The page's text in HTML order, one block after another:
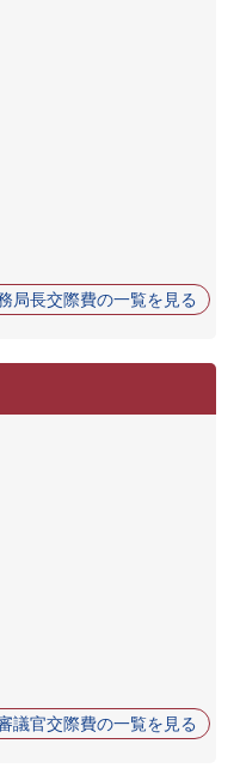
局長交際費の一覧を見る
議官交際費の一覧を見る